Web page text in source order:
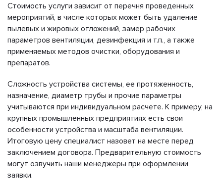
Стоимость услуги зависит от перечня проведенных
мероприятий, в числе которых может быть удаление
пылевых и жировых отложений, замер рабочих
параметров вентиляции, дезинфекция и т.п., а также
применяемых методов очистки, оборудования и
препаратов.
Сложность устройства системы, ее протяженность,
назначение, диаметр трубы и прочие параметры
учитываются при индивидуальном расчете. К примеру, на
крупных промышленных предприятиях есть свои
особенности устройства и масштаба вентиляции.
Итоговую цену специалист назовет на месте перед
заключением договора. Предварительную стоимость
могут озвучить наши менеджеры при оформлении
заявки.